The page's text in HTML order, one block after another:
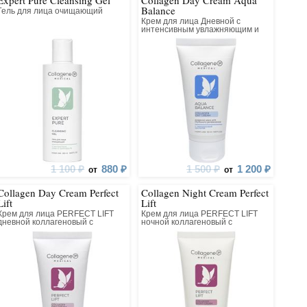
для лица очищающий
1 100 ₽ от 880 ₽
Balance
Крем для лица Дневной с
интенсивным увлажняющим и
лифтинг действием
1 500 ₽ от 1 200 ₽
Day Cream Perfect
для лица PERFECT LIFT
коллагеновый с
матриксилом
Collagen Night Cream Perfect
Lift
Крем для лица PERFECT LIFT
ночной коллагеновый с
матриксилом